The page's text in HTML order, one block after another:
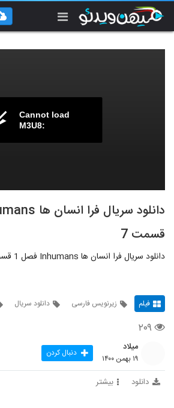
Cannot load
M3U8:
قسمت 7
دانلود سریال فرا انسان‌ ها Inhumans فصل 1 قسمت 7 زیرنویس فارسی
فیلم زیرنویس فارسی دانلود سریال
۲۰۹
میلاد
۱۹ بهمن ۱۴۰۰ دنبال کردن
دانلود بیشتر